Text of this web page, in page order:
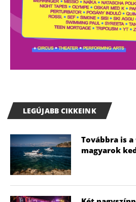
LEGÚJABB CIKKEINK
Továbbra is
magyarok